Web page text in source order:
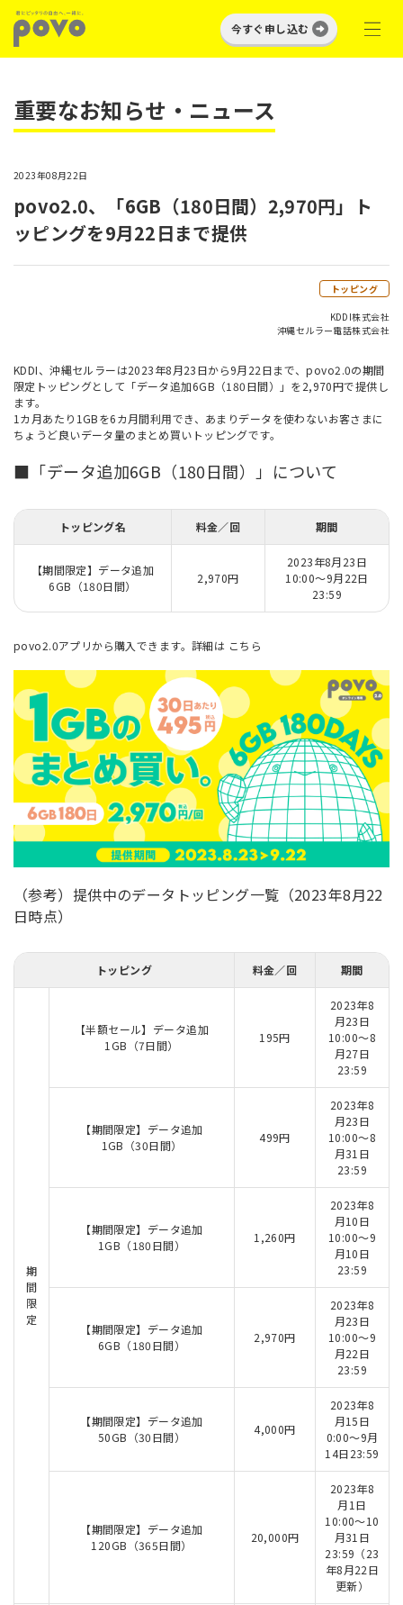
今すぐ申し込む
重要なお知らせ・ニュース
2023年08月22日
povo2.0、「6GB（180日間）2,970円」ト
ッピングを9月22日まで提供
トッピング
KDDI株式会社
沖縄セルラー電話株式会社
KDDI、沖縄セルラーは2023年8月23日から9月22日まで、povo2.0の期間
限定トッピングとして「データ追加6GB（180日間）」を2,970円で提供し
ます。
1カ月あたり1GBを6カ月間利用でき、あまりデータを使わないお客さまに
ちょうど良いデータ量のまとめ買いトッピングです。
■「データ追加6GB（180日間）」について
トッピング名 料金／回 期間
【期間限定】データ追加
6GB（180日間）
2,970円
2023年8月23日
10:00～9月22日
23:59
povo2.0アプリから購入できます。詳細は こちら
（参考）提供中のデータトッピング一覧（2023年8月22
日時点）
トッピング 料金／回 期間
期
間
限
定
【半額セール】データ追加
1GB（7日間）
195円
2023年8
月23日
10:00～8
月27日
23:59
【期間限定】データ追加
1GB（30日間）
499円
2023年8
月23日
10:00～8
月31日
23:59
【期間限定】データ追加
1GB（180日間）
1,260円
2023年8
月10日
10:00～9
月10日
23:59
【期間限定】データ追加
6GB（180日間）
2,970円
2023年8
月23日
10:00～9
月22日
23:59
【期間限定】データ追加
50GB（30日間）
4,000円
2023年8
月15日
0:00～9月
14日23:59
【期間限定】データ追加
120GB（365日間）
20,000円
2023年8
月1日
10:00～10
月31日
23:59（23
年8月22日
更新）